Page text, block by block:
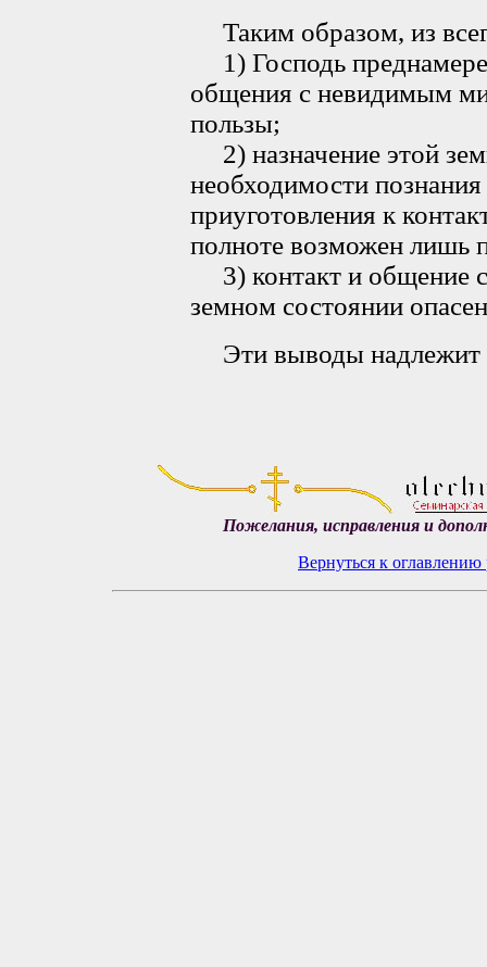
Таким образом, из
1) Господь
общения с невидимым
пользы;
2) назначение этой
необходимости
приуготовления к
полноте возможен лишь
3) контакт и общение
земном состоянии
Эти выводы надлежит
Пожелания, исправления и
Вернуться к оглавлению